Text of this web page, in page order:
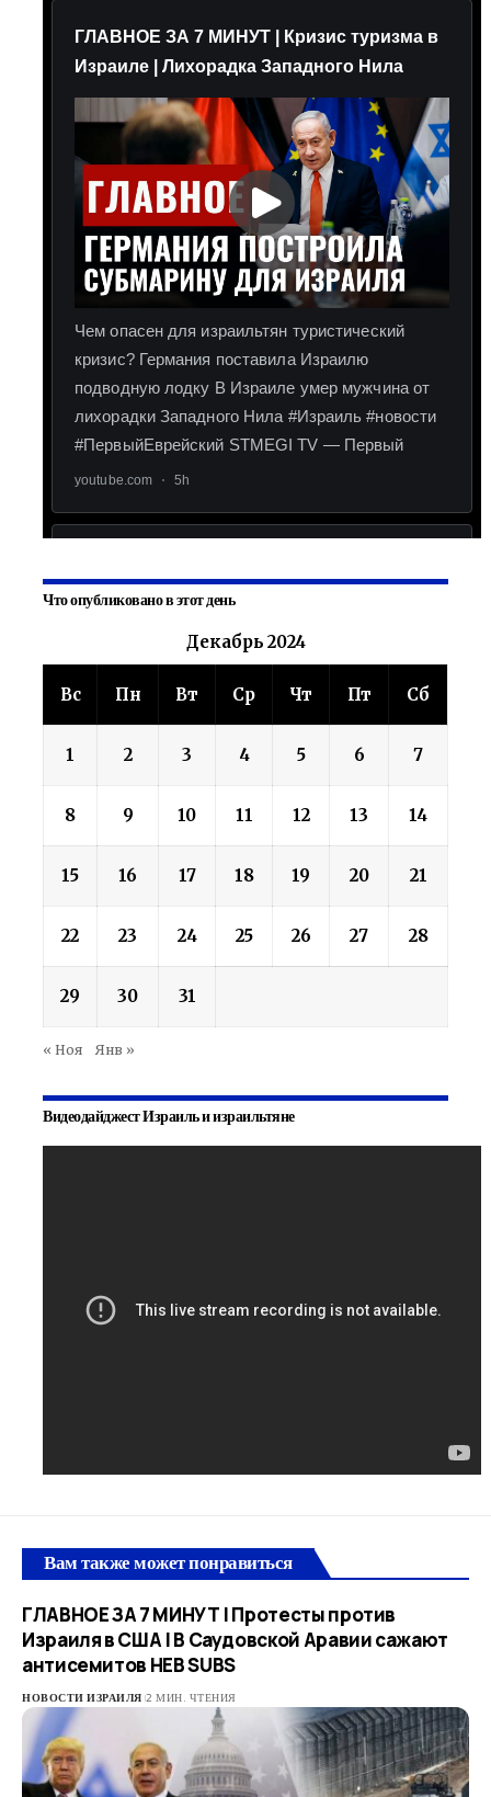
Что опубликовано в этот день
Декабрь 2024
Вс Пн Вт Ср Чт Пт Сб
1 2 3 4 5 6 7
8 9 10 11 12 13 14
15 16 17 18 19 20 21
22 23 24 25 26 27 28
29 30 31
« Ноя Янв »
Видеодайджест Израиль и израильтяне
Вам также может понравиться
ГЛАВНОЕ ЗА 7 МИНУТ | Протесты против
Израиля в США | В Саудовской Аравии сажают
антисемитов HEB SUBS
НОВОСТИ ИЗРАИЛЯ 2 МИН. ЧТЕНИЯ